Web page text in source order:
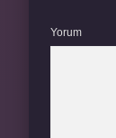
Yorum